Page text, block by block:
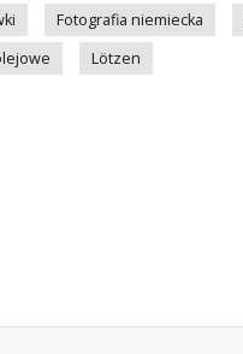
Fotografia niemiecka
Lötzen